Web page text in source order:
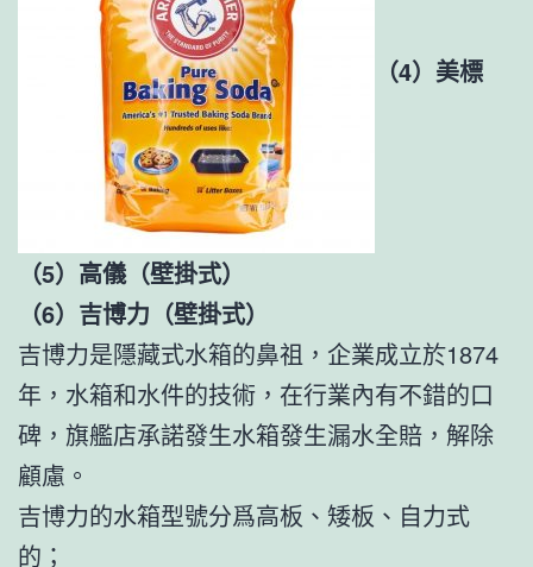
（4）美標
（5）高儀（壁掛式）
（6）吉博力（壁掛式）
吉博力是隱藏式水箱的鼻祖，企業成立於1874
年，水箱和水件的技術，在行業內有不錯的口
碑，旗艦店承諾發生水箱發生漏水全賠，解除
顧慮。
吉博力的水箱型號分爲高板、矮板、自力式
的；